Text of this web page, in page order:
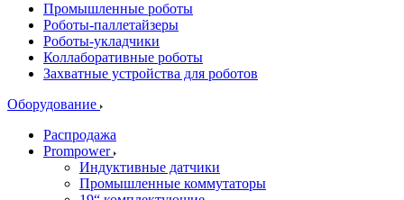
Промышленные роботы
Роботы-паллетайзеры
Роботы-укладчики
Коллаборативные роботы
Захватные устройства для роботов
Оборудование
Распродажа
Prompower
Индуктивные датчики
Промышленные коммутаторы